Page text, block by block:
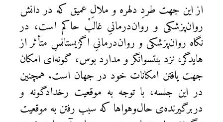
از اين جهت طردِ دلهره و ملالِ عميق كه در دانش
روان‌پزشكی و روان‌درمانیِ غالبْ حاكم است، در
نگاه روان‌پزشكی و روان‌درمانیِ اگزيستانسِ متأثر از
هايدگر، نزد بنتسوانگر و مدارد بوس، گونه‌ای امكان
جهت يافتن امكانات خود در جهان است. همچنین
در اين جلسه، با توجه به موقعيت رخدادگونه و
دربرگيرنده‌ی حال‌وهواها كه سبب رفتن به موقعيت